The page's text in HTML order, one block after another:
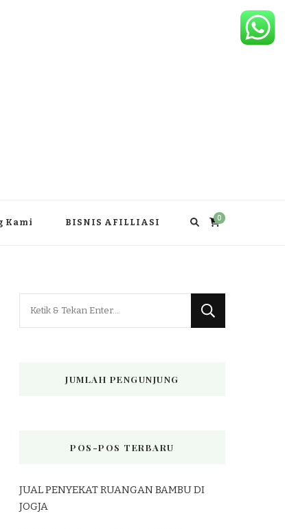
Kami BISNIS AFILLIASI 0
JUMLAH PENGUNJUNG
POS-POS TERBARU
JUAL PENYEKAT RUANGAN BAMBU DI
JOGJA